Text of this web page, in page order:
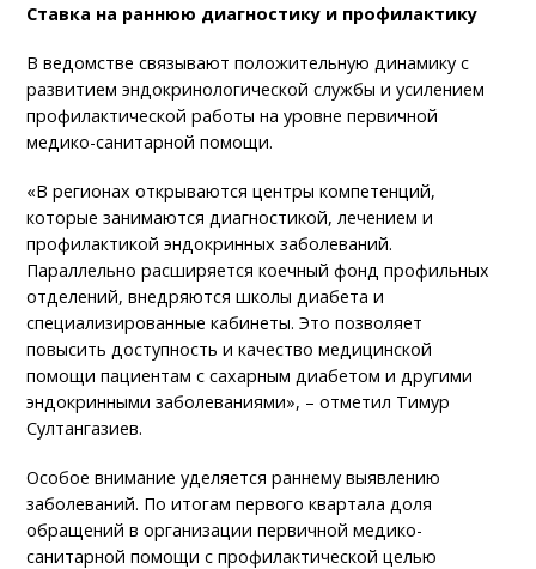
Ставка на раннюю диагностику и профилактику
В ведомстве связывают положительную динамику с
развитием эндокринологической службы и усилением
профилактической работы на уровне первичной
медико-санитарной помощи.
«В регионах открываются центры компетенций,
которые занимаются диагностикой, лечением и
профилактикой эндокринных заболеваний.
Параллельно расширяется коечный фонд профильных
отделений, внедряются школы диабета и
специализированные кабинеты. Это позволяет
повысить доступность и качество медицинской
помощи пациентам с сахарным диабетом и другими
эндокринными заболеваниями», – отметил Тимур
Султангазиев.
Особое внимание уделяется раннему выявлению
заболеваний. По итогам первого квартала доля
обращений в организации первичной медико-
санитарной помощи с профилактической целью